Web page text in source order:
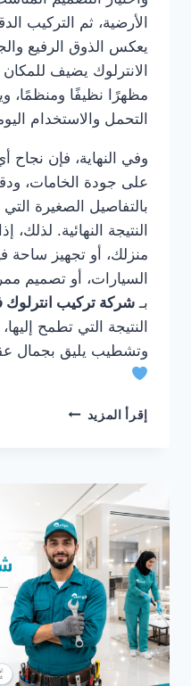
الأرضية، ثم التركيب
يعكس الذوق الرفيع
الانترلوك يضيف
مظهرًا نظيفًا ومنظمًا،
التحمل والاستخدام
وفي النهاية، فإن نجاح
على جودة الخامات، ودقة
بالتفاصيل الصغيرة
النتيجة النهائية.
منزلك، أو تجهيز ساحة
السيارات، أو تصميم
بـ شركة تركيب
النتيجة التي تطمح
وتشطيب يليق بجمال
إقرأ المزيد شركة
راس
الخيمة
0561986146